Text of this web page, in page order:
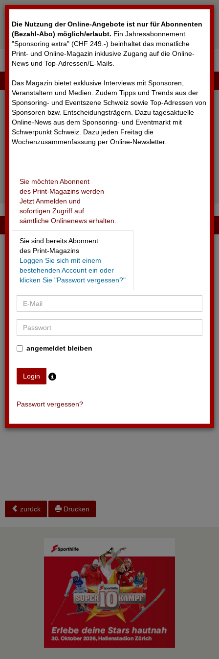
Die Nutzung der Online-Angebote ist nur für Abonnenten
(Bezahl-Abo) möglich/erlaubt. Ein Jahresabonnement
"Sponsoring extra" (CHF 249.-) beinhaltet das monatliche
Print- und Online-Magazin inklusive Zugang auf die Online-
News und Top-Adressen/E-Mails.
Das Magazin bietet exklusive Interviews mit Sponsoren,
Veranstaltern und Medien. Zudem Tipps und Trends aus der
Sponsoring- und Eventszene Schweiz sowie Top-Adressen von
Sponsoren bzw. Entscheidungsträgern. Dazu tagesaktuelle
Online-News aus dem Sponsoring- und Eventmarkt mit
Schwerpunkt Schweiz. Dazu jeden Freitag die
Wochenzusammenfassung per Online-Newsletter.
Sie möchten Abonnent
des Print-Magazins werden
Jetzt Anmelden und
sofortigen Zugriff auf
sämtliche Onlinenews erhalten.
Sie sind bereits Abonnent
des Print-Magazins
Loggen Sie sich mit einem
bestehenden Account ein oder
klicken Sie "Passwort vergessen?"
angemeldet bleiben
Passwort vergessen?
LOGIN
Passwort vergessen?
Noch nicht registriert?
26.09.2024 - QUICKLINE
Handball-Livestreams neu auf Quickline-TV-Box
zurück Drucken
Cookie-Einstellungen